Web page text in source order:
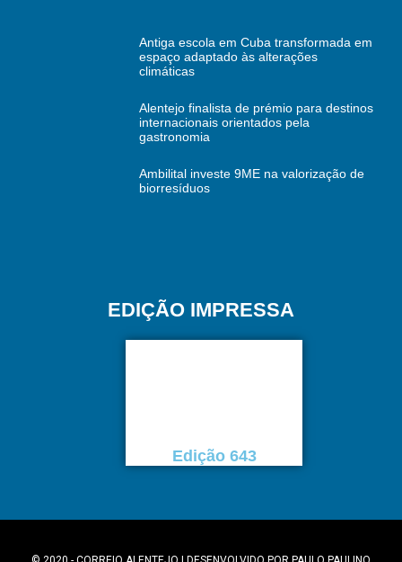
Antiga escola em Cuba transformada em
espaço adaptado às alterações
climáticas
Alentejo finalista de prémio para destinos
internacionais orientados pela
gastronomia
Ambilital investe 9ME na valorização de
biorresíduos
EDIÇÃO IMPRESSA
Edição 643